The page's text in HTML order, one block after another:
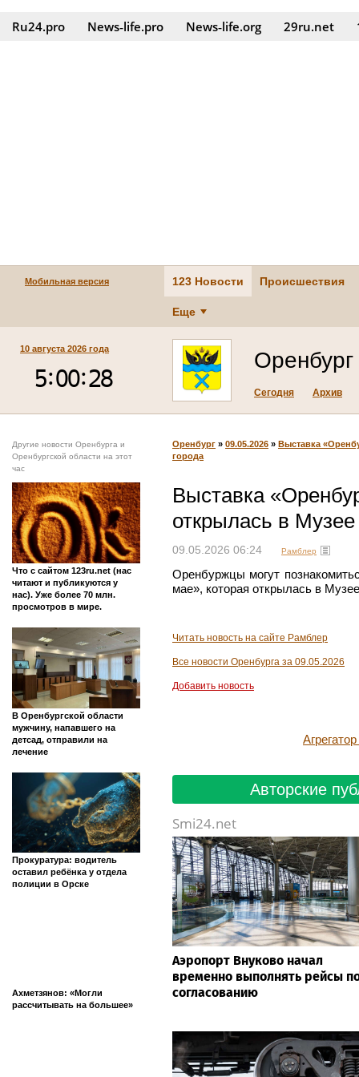
Ru24.pro News‑life.pro News‑life.org 29ru.net
Мобильная версия 123 Новости Происшествия
Еще
10 августа 2026 года Оренбург
Сегодня Архив
Другие новости Оренбурга и
Оренбургской области на этот
час
Что с сайтом 123ru.net (нас
читают и публикуются у
нас). Уже более 70 млн.
просмотров в мире.
В Оренбургской области
мужчину, напавшего на
детсад, отправили на
лечение
Прокуратура: водитель
оставил ребёнка у отдела
полиции в Орске
Ахметзянов: «Могли
рассчитывать на большее»
Оренбург » 09.05.2026 » Выставка
города
Выставка
открылась в
09.05.2026 06:24 Рамблер
Оренбуржцы могут
мае», которая открылась в
Читать новость на сайте Рамблер
Все новости Оренбурга за 09.05.2026
Добавить новость
Авторские
Smi24.net
Аэропорт Внуково начал
временно выполнять рейсы
согласованию